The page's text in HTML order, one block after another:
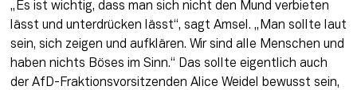
„Es ist wichtig, dass man sich nicht den Mund verbieten
lässt und unterdrücken lässt“, sagt Amsel. „Man sollte laut
sein, sich zeigen und aufklären. Wir sind alle Menschen und
haben nichts Böses im Sinn.“ Das sollte eigentlich auch
der AfD-Fraktionsvorsitzenden Alice Weidel bewusst sein,